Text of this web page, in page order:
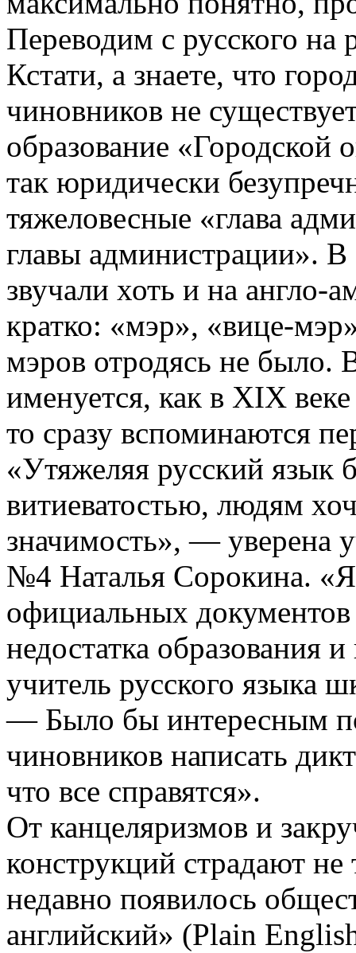
Переводим с русского на
Кстати, а знаете, что
чиновников не
образование
так юридически
тяжеловесные «глава
главы администрации».
звучали хоть и на англо-­
кратко: «мэр», «вице-­
мэров отродясь не было.
именуется, как в XIX
то сразу вспоминаются
«Утяжеляя русский язык
витиеватостью, людям
значимость», — уверена
№4 Наталья Сорокина.
официальных
недостатка образования
учитель русского языка
— Было бы интересным
чиновников написать
что все справятся».
От канцеляризмов и
конструкций страдают
недавно появилось
английский» (Plain